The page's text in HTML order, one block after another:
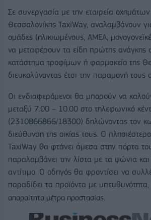
Σε συνεργασία με την εταιρεία οχημάτων
Θεσσαλονίκης TaxiWay, αναλαμβάνουν
ομάδες (ηλικιωμένους, ΑΜΕΑ,
να μεταφέρουν τα είδη πρώτης ανάγκης
κατάστημα τροφίμων ή φαρμακείο της
διευκολύνοντας έτσι την παραμονή τους
Οι ενδιαφερόμενοι θα μπορούν να
μεταξύ 7.00 – 10.00 στο τηλεφωνικό
(2310866866/18300) δηλώνοντας τον
διεύθυνση της οικίας τους. Ο
TaxiWay θα φτάνει άμεσα στην πόρτα
παραλαμβάνει την λίστα με τα ψώνια και
αντίτιμο. Ο οδηγός θα φροντίσει να
παραδίδει τα προϊόντα με υπευθυνότητα,
απαραίτητα μέτρα προστασίας.